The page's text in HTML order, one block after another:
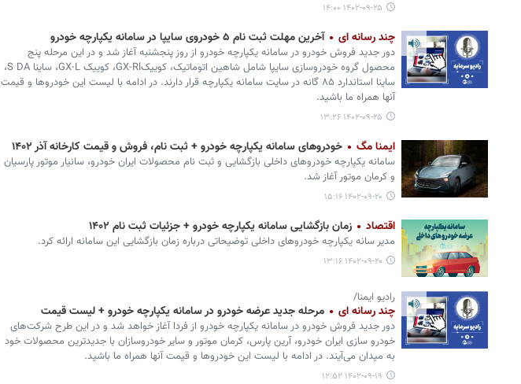
۱۴۰۲-۰۹-۲۵ ۱۴:۰۰
چند رسانه ای آخرین مهلت ثبت نام ۵ خودروی سایپا در سامانه یکپارچه خودرو
دور جدید فروش خودرو در سامانه یکپارچه خودرو از روز پنجشنبه آغاز شد و در این مرحله پنج
محصول گروه خودروسازی سایپا شامل شاهین اتوماتیک، کوییکGX-Rl، کوییک GX-L، ساینا S DA،
ساینا استاندارد ٨۵ گانه در سایت سامانه یکپارچه قرار دارند. در ادامه با لیست این خودروها و قیمت
آنها همراه ما باشید.
۱۴۰۲-۰۹-۲۵ ۱۳:۲۶
ایمنا مگ خودروهای سامانه یکپارچه خودرو + ثبت نام، فروش و قیمت کارخانه آذر ۱۴۰۲
سامانه یکپارچه خودروهای داخلی بازگشایی و ثبت نام محصولات ایران خودرو، سانیار موتور پارسیان
و کرمان موتور آغاز شد.
۱۴۰۲-۰۹-۲۰ ۱۵:۱۶
اقتصاد زمان بازگشایی سامانه یکپارچه خودرو + جزئیات ثبت نام ۱۴۰۲
مدیر سانه یکپارچه خودروهای داخلی توضیحاتی درباره زمان بازگشایی این سامانه ارائه کرد.
۱۴۰۲-۰۹-۲۰ ۱۳:۱۶
رادیو ایمنا/
چند رسانه ای مرحله جدید عرضه خودرو در سامانه یکپارچه خودرو + لیست قیمت
دور جدید فروش خودرو در سامانه یکپارچه خودرو از فردا آغاز خواهد شد و در این طرح شرکت‌های
خودرو سازی ایران خودرو، آرین پارس، کرمان موتور و سایر خودروسازان با جدیدترین محصولات خود
به میدان می‌آیند. در ادامه با لیست این خودروها و قیمت آنها همراه ما باشید.
۱۴۰۲-۰۹-۱۹ ۱۲:۵۲